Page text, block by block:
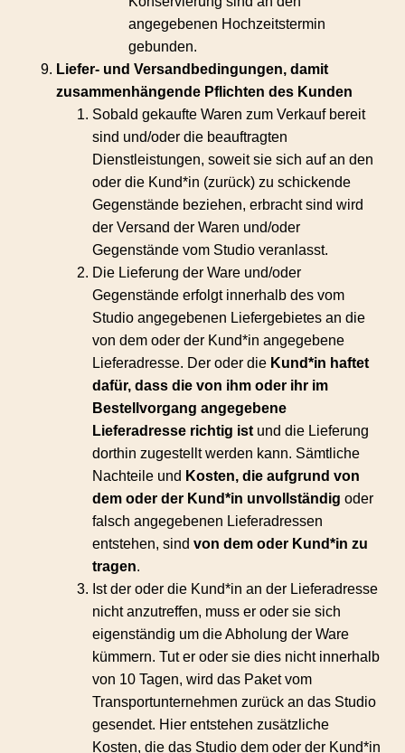
angegebenen Hochzeitstermin
gebunden.
Liefer- und Versandbedingungen, damit
zusammenhängende Pflichten des Kunden
Sobald gekaufte Waren zum Verkauf bereit
sind und/oder die beauftragten
Dienstleistungen, soweit sie sich auf an den
oder die Kund*in (zurück) zu schickende
Gegenstände beziehen, erbracht sind wird
der Versand der Waren und/oder
Gegenstände vom Studio veranlasst.
Die Lieferung der Ware und/oder
Gegenstände erfolgt innerhalb des vom
Studio angegebenen Liefergebietes an die
von dem oder der Kund*in angegebene
Lieferadresse. Der oder die Kund*in haftet
dafür, dass die von ihm oder ihr im
Bestellvorgang angegebene
Lieferadresse richtig ist und die Lieferung
dorthin zugestellt werden kann. Sämtliche
Nachteile und Kosten, die aufgrund von
dem oder der Kund*in unvollständig oder
falsch angegebenen Lieferadressen
entstehen, sindvon dem oder Kund*in zu
tragen.
Ist der oder die Kund*in an der Lieferadresse
nicht anzutreffen, muss er oder sie sich
eigenständig um die Abholung der Ware
kümmern. Tut er oder sie dies nicht innerhalb
von 10 Tagen, wird das Paket vom
Transportunternehmen zurück an das Studio
gesendet. Hier entstehen zusätzliche
Kosten, die das Studio dem oder der Kund*in